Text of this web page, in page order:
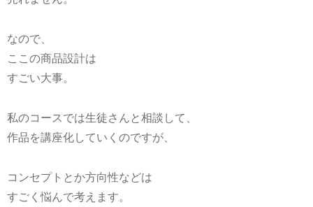
なので、
ここの商品設計は
すごい大事。
私のコースでは生徒さんと相談して、
作品を講座化していくのですが、
コンセプトとか方向性などは
すごく悩んで考えます。